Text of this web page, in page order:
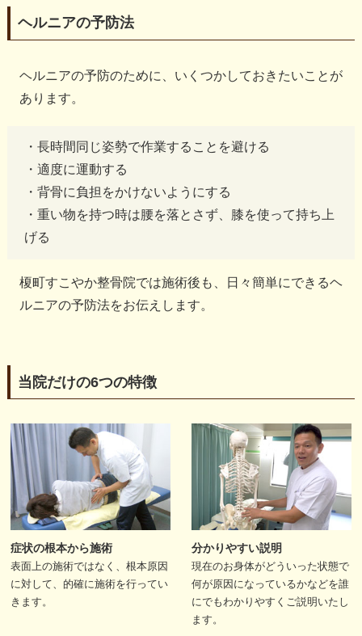
ヘルニアの予防法
ヘルニアの予防のために、いくつかしておきたいことが
あります。
・長時間同じ姿勢で作業することを避ける
・適度に運動する
・背骨に負担をかけないようにする
・重い物を持つ時は腰を落とさず、膝を使って持ち上
げる
榎町すこやか整骨院では施術後も、日々簡単にできるヘ
ルニアの予防法をお伝えします。
当院だけの6つの特徴
症状の根本から施術
表面上の施術ではなく、根本原因
に対して、的確に施術を行ってい
きます。
分かりやすい説明
現在のお身体がどういった状態で
何が原因になっているかなどを誰
にでもわかりやすくご説明いたし
ます。